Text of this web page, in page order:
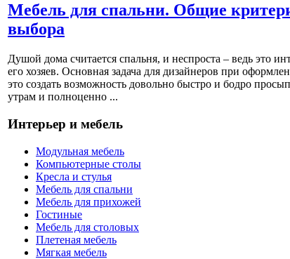
Мебель для спальни. Общие
выбора
Душой дома считается спальня, и неспроста – ведь это
его хозяев. Основная задача для дизайнеров при
это создать возможность довольно быстро и бодро
утрам и полноценно ...
Интерьер и мебель
Модульная мебель
Компьютерные столы
Кресла и стулья
Мебель для спальни
Мебель для прихожей
Гостиные
Мебель для столовых
Плетеная мебель
Мягкая мебель